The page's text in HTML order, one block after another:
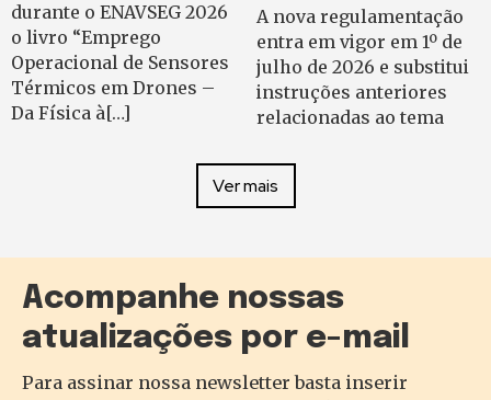
durante o ENAVSEG 2026
o livro “Emprego
Operacional de Sensores
Térmicos em Drones –
Da Física à[…]
A nova regulamentação
entra em vigor em 1º de
julho de 2026 e substitui
instruções anteriores
relacionadas ao tema
Ver mais
Acompanhe nossas
atualizações por e-mail
Para assinar nossa newsletter basta inserir